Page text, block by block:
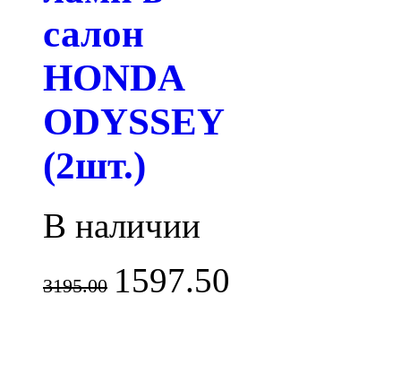
салон
HONDA
ODYSSEY
(2шт.)
В наличии
3195.00 1597.50